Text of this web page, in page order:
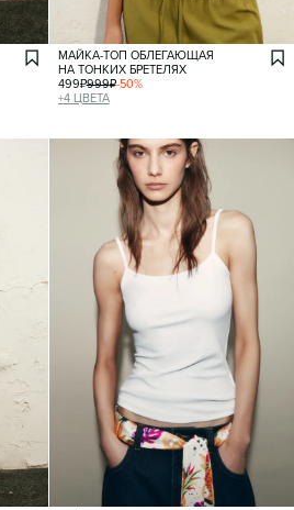
МАЙКА-ТОП ОБЛЕГАЮЩАЯ
НА ТОНКИХ БРЕТЕЛЯХ
499₽999₽-50%
+4 ЦВЕТА